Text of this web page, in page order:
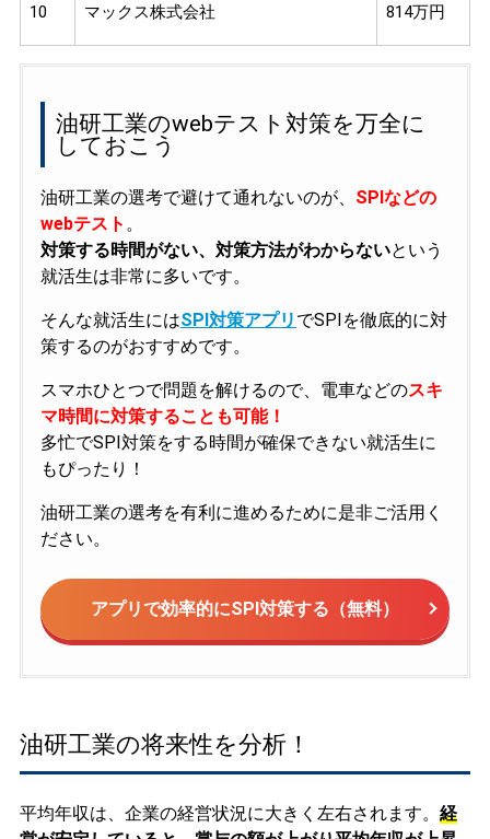
10 マックス株式会社 814万円
油研工業のwebテスト対策を万全に
しておこう
油研工業の選考で避けて通れないのが、 SPIなどの
webテスト 。
対策する時間がない、対策方法がわからないという
就活生は非常に多いです。
そんな就活生にはSPI対策アプリ でSPIを徹底的に対
策するのがおすすめです。
スマホひとつで問題を解けるので、電車などのスキ
マ時間に対策することも可能！
多忙でSPI対策をする時間が確保できない就活生に
もぴったり！
油研工業の選考を有利に進めるために是非ご活用く
ださい。
アプリで効率的にSPI対策する（無料）
油研工業の将来性を分析！
平均年収は、企業の経営状況に大きく左右されます。 経